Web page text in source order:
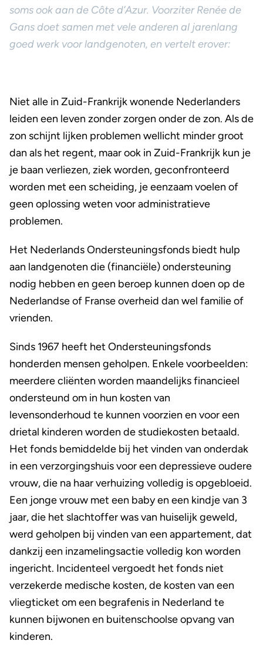
soms ook aan de Côte d’Azur. Voorziter Renée de
Gans doet samen met vele anderen al jarenlang
goed werk voor landgenoten, en vertelt erover:
Niet alle in Zuid-Frankrijk wonende Nederlanders
leiden een leven zonder zorgen onder de zon. Als de
zon schijnt lijken problemen wellicht minder groot
dan als het regent, maar ook in Zuid-Frankrijk kun je
je baan verliezen, ziek worden, geconfronteerd
worden met een scheiding, je eenzaam voelen of
geen oplossing weten voor administratieve
problemen.
Het Nederlands Ondersteuningsfonds biedt hulp
aan landgenoten die (financiële) ondersteuning
nodig hebben en geen beroep kunnen doen op de
Nederlandse of Franse overheid dan wel familie of
vrienden.
Sinds 1967 heeft het Ondersteuningsfonds
honderden mensen geholpen. Enkele voorbeelden:
meerdere cliënten worden maandelijks financieel
ondersteund om in hun kosten van
levensonderhoud te kunnen voorzien en voor een
drietal kinderen worden de studiekosten betaald.
Het fonds bemiddelde bij het vinden van onderdak
in een verzorgingshuis voor een depressieve oudere
vrouw, die na haar verhuizing volledig is opgebloeid.
Een jonge vrouw met een baby en een kindje van 3
jaar, die het slachtoffer was van huiselijk geweld,
werd geholpen bij vinden van een appartement, dat
dankzij een inzamelingsactie volledig kon worden
ingericht. Incidenteel vergoedt het fonds niet
verzekerde medische kosten, de kosten van een
vliegticket om een begrafenis in Nederland te
kunnen bijwonen en buitenschoolse opvang van
kinderen.